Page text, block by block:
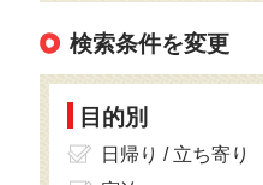
検索条件を変更
目的別
日帰り / 立ち寄り